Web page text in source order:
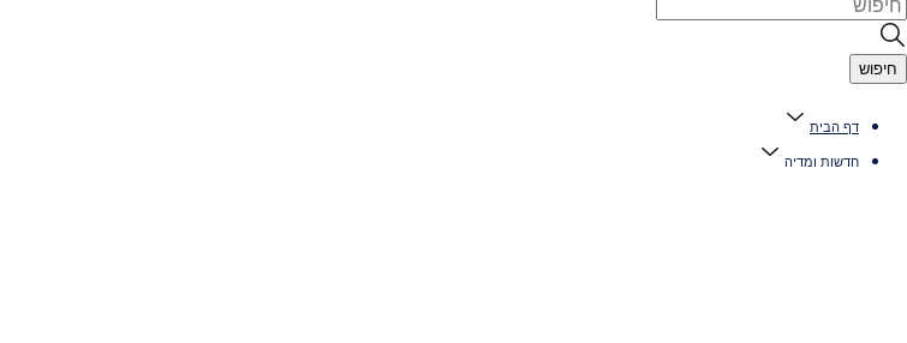
חיפוש
דף הבית
חדשות ומדיה